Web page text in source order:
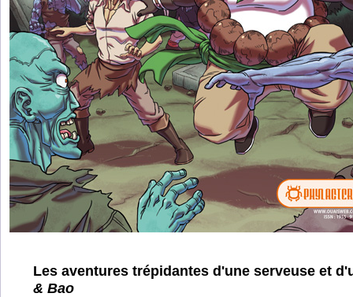
Les aventures trépidantes d'une serveuse et
& Bao